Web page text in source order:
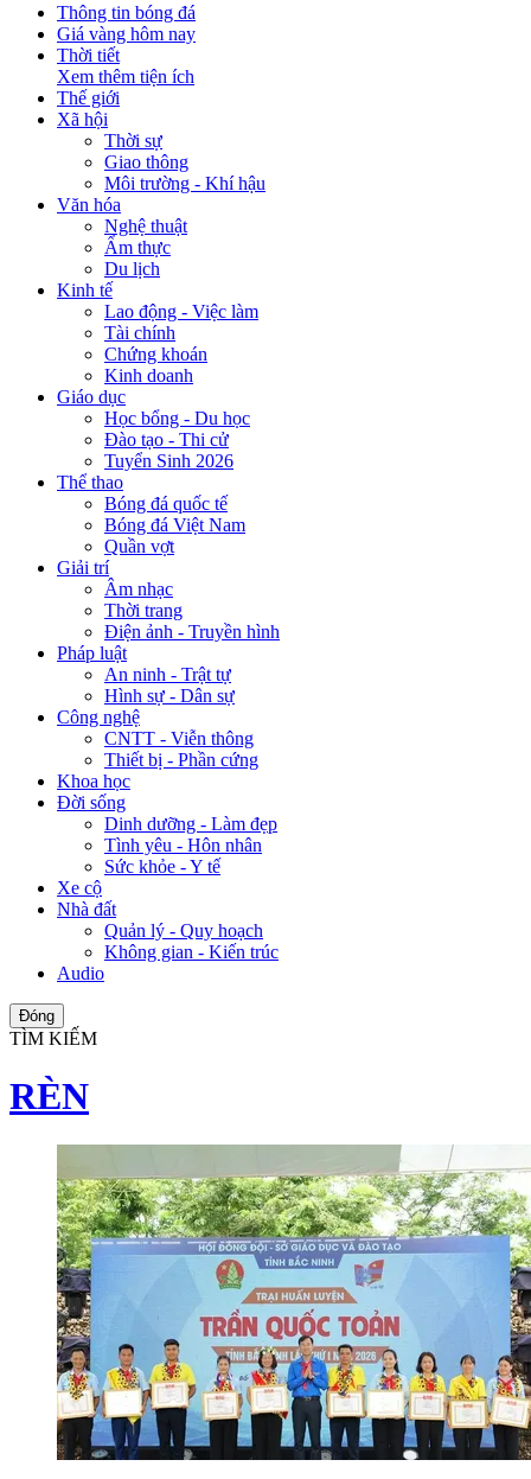
Thông tin bóng đá
Giá vàng hôm nay
Thời tiết
Xem thêm tiện ích
Thế giới
Xã hội
Thời sự
Giao thông
Môi trường - Khí hậu
Văn hóa
Nghệ thuật
Ẩm thực
Du lịch
Kinh tế
Lao động - Việc làm
Tài chính
Chứng khoán
Kinh doanh
Giáo dục
Học bổng - Du học
Đào tạo - Thi cử
Tuyển Sinh 2026
Thể thao
Bóng đá quốc tế
Bóng đá Việt Nam
Quần vợt
Giải trí
Âm nhạc
Thời trang
Điện ảnh - Truyền hình
Pháp luật
An ninh - Trật tự
Hình sự - Dân sự
Công nghệ
CNTT - Viễn thông
Thiết bị - Phần cứng
Khoa học
Đời sống
Dinh dưỡng - Làm đẹp
Tình yêu - Hôn nhân
Sức khỏe - Y tế
Xe cộ
Nhà đất
Quản lý - Quy hoạch
Không gian - Kiến trúc
Audio
Đóng
TÌM KIẾM
RÈN